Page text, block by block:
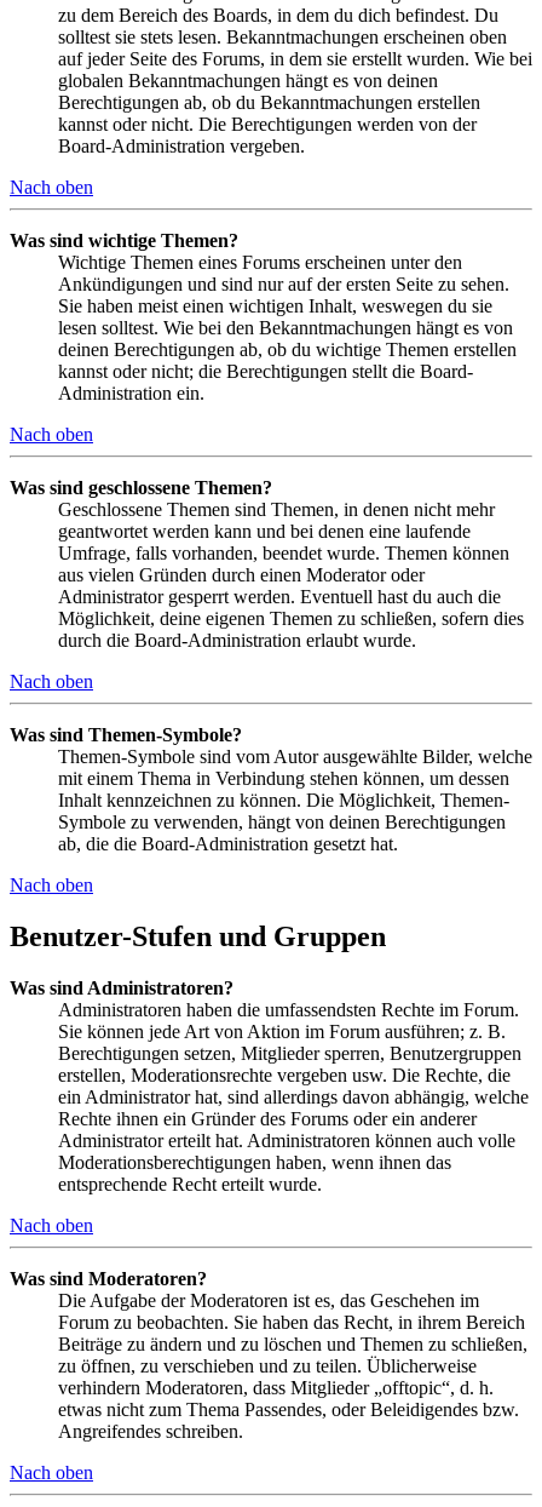
zu dem Bereich des Boards, in dem du dich befindest. Du
solltest sie stets lesen. Bekanntmachungen erscheinen oben
auf jeder Seite des Forums, in dem sie erstellt wurden. Wie bei
globalen Bekanntmachungen hängt es von deinen
Berechtigungen ab, ob du Bekanntmachungen erstellen
kannst oder nicht. Die Berechtigungen werden von der
Board-Administration vergeben.
Nach oben
Was sind wichtige Themen?
Wichtige Themen eines Forums erscheinen unter den
Ankündigungen und sind nur auf der ersten Seite zu sehen.
Sie haben meist einen wichtigen Inhalt, weswegen du sie
lesen solltest. Wie bei den Bekanntmachungen hängt es von
deinen Berechtigungen ab, ob du wichtige Themen erstellen
kannst oder nicht; die Berechtigungen stellt die Board-
Administration ein.
Nach oben
Was sind geschlossene Themen?
Geschlossene Themen sind Themen, in denen nicht mehr
geantwortet werden kann und bei denen eine laufende
Umfrage, falls vorhanden, beendet wurde. Themen können
aus vielen Gründen durch einen Moderator oder
Administrator gesperrt werden. Eventuell hast du auch die
Möglichkeit, deine eigenen Themen zu schließen, sofern dies
durch die Board-Administration erlaubt wurde.
Nach oben
Was sind Themen-Symbole?
Themen-Symbole sind vom Autor ausgewählte Bilder, welche
mit einem Thema in Verbindung stehen können, um dessen
Inhalt kennzeichnen zu können. Die Möglichkeit, Themen-
Symbole zu verwenden, hängt von deinen Berechtigungen
ab, die die Board-Administration gesetzt hat.
Nach oben
Benutzer-Stufen und Gruppen
Was sind Administratoren?
Administratoren haben die umfassendsten Rechte im Forum.
Sie können jede Art von Aktion im Forum ausführen; z. B.
Berechtigungen setzen, Mitglieder sperren, Benutzergruppen
erstellen, Moderationsrechte vergeben usw. Die Rechte, die
ein Administrator hat, sind allerdings davon abhängig, welche
Rechte ihnen ein Gründer des Forums oder ein anderer
Administrator erteilt hat. Administratoren können auch volle
Moderationsberechtigungen haben, wenn ihnen das
entsprechende Recht erteilt wurde.
Nach oben
Was sind Moderatoren?
Die Aufgabe der Moderatoren ist es, das Geschehen im
Forum zu beobachten. Sie haben das Recht, in ihrem Bereich
Beiträge zu ändern und zu löschen und Themen zu schließen,
zu öffnen, zu verschieben und zu teilen. Üblicherweise
verhindern Moderatoren, dass Mitglieder „offtopic“, d. h.
etwas nicht zum Thema Passendes, oder Beleidigendes bzw.
Angreifendes schreiben.
Nach oben